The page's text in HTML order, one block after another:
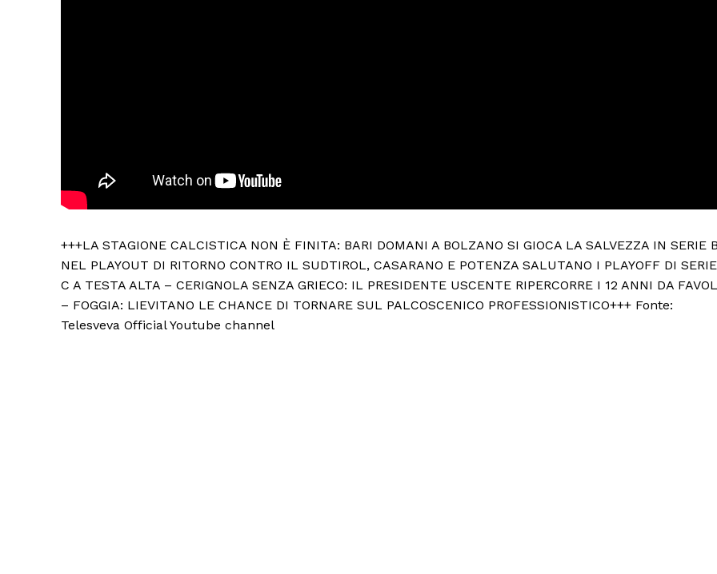
+++LA STAGIONE CALCISTICA NON È FINITA: BARI DOMANI A BOLZANO SI GIOCA LA SALVEZZA IN SERIE
NEL PLAYOUT DI RITORNO CONTRO IL SUDTIROL, CASARANO E POTENZA SALUTANO I PLAYOFF DI SERIE
C A TESTA ALTA – CERIGNOLA SENZA GRIECO: IL PRESIDENTE USCENTE RIPERCORRE I 12 ANNI DA
– FOGGIA: LIEVITANO LE CHANCE DI TORNARE SUL PALCOSCENICO PROFESSIONISTICO+++ Fonte:
Telesveva Official Youtube channel